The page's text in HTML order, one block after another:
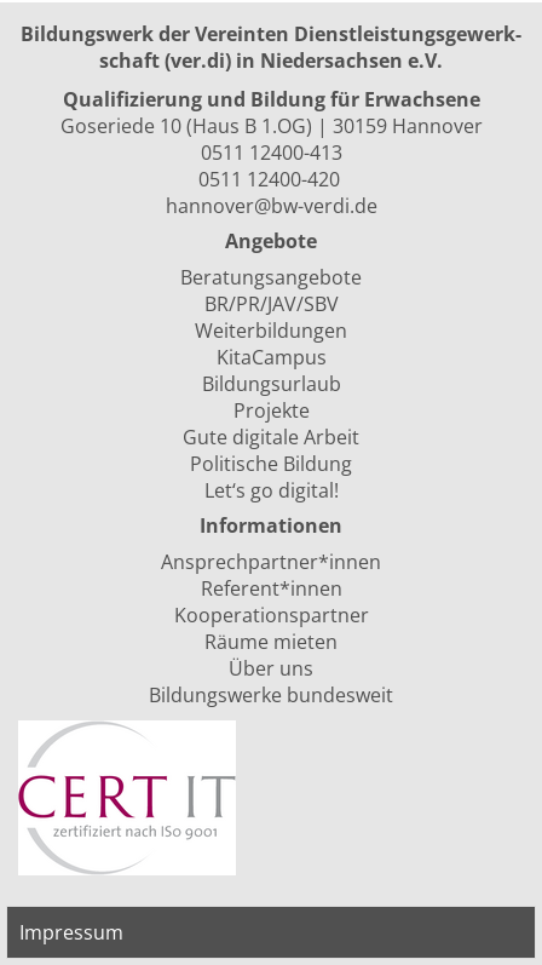
Bildungswerk der Vereinten Dienst­leis­tungs­ge­werk­
schaft (ver.di) in Niedersachsen e.V.
Qualifizierung und Bildung für Erwachsene
Goseriede 10 (Haus B 1.OG) | 30159 Hannover
0511 12400-413
0511 12400-420
hannover@bw-verdi.de
Angebote
Beratungsangebote
BR/PR/JAV/SBV
Weiterbildungen
KitaCampus
Bildungsurlaub
Projekte
Gute digitale Arbeit
Politische Bildung
Let‘s go digital!
Informationen
Ansprechpartner*innen
Referent*innen
Kooperationspartner
Räume mieten
Über uns
Bildungswerke bundesweit
Impressum